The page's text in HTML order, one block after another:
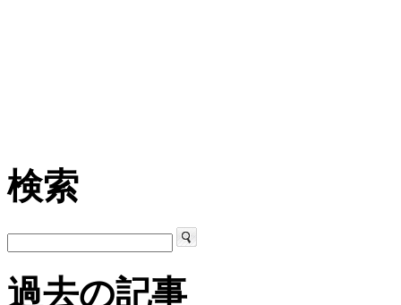
検索
過去の記事